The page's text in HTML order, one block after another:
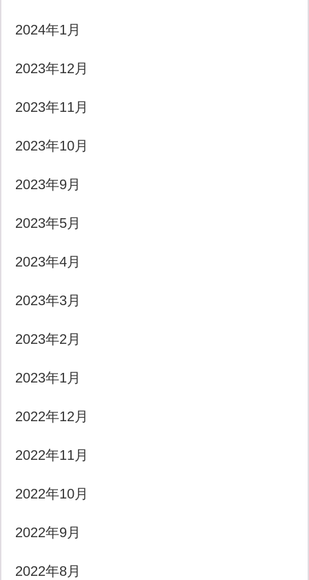
2024年1月
2023年12月
2023年11月
2023年10月
2023年9月
2023年5月
2023年4月
2023年3月
2023年2月
2023年1月
2022年12月
2022年11月
2022年10月
2022年9月
2022年8月